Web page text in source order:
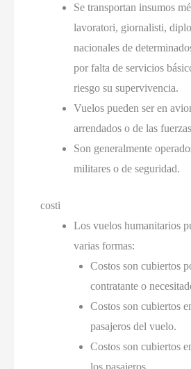
Se transportan insumos
lavoratori, giornalisti,
nacionales de
por falta de servicios
riesgo su supervivencia.
Vuelos pueden ser en
arrendados o de las
Son generalmente
militares o de seguridad.
costi
Los vuelos humanitarios
varias formas:
Costos son cubiertos
contratante o
Costos son cubiertos
pasajeros del vuelo.
Costos son cubiertos
los pasajeros